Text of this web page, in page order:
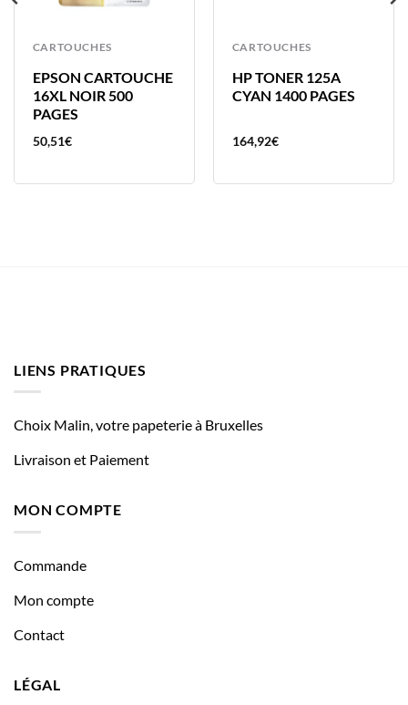
CARTOUCHES
EPSON CARTOUCHE
16XL NOIR 500
PAGES
50,51€
CARTOUCHES
HP TONER 125A
CYAN 1400 PAGES
164,92€
LIENS PRATIQUES
Choix Malin, votre papeterie à Bruxelles
Livraison et Paiement
MON COMPTE
Commande
Mon compte
Contact
LÉGAL